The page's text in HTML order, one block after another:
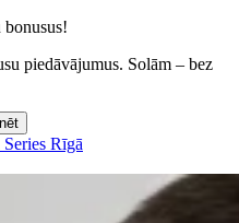
piedāvājumus. Solām – bez
Rīgā